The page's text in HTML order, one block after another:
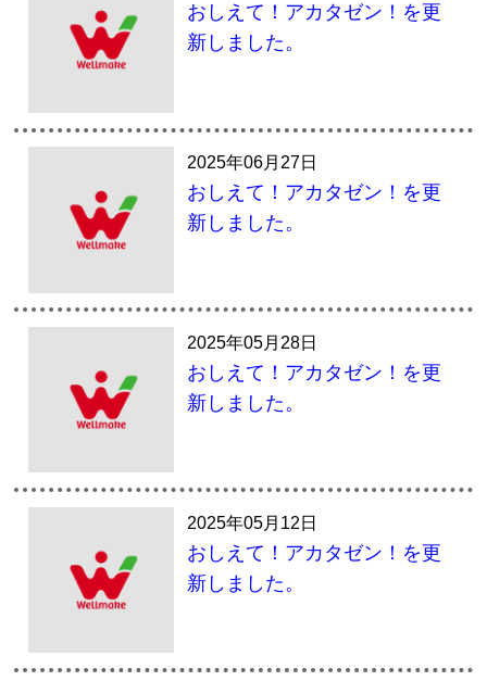
おしえて！アカタゼン！を更
新しました。
2025年06月27日
おしえて！アカタゼン！を更
新しました。
2025年05月28日
おしえて！アカタゼン！を更
新しました。
2025年05月12日
おしえて！アカタゼン！を更
新しました。